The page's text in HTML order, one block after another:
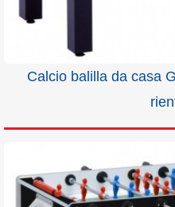
Calcio balilla da casa